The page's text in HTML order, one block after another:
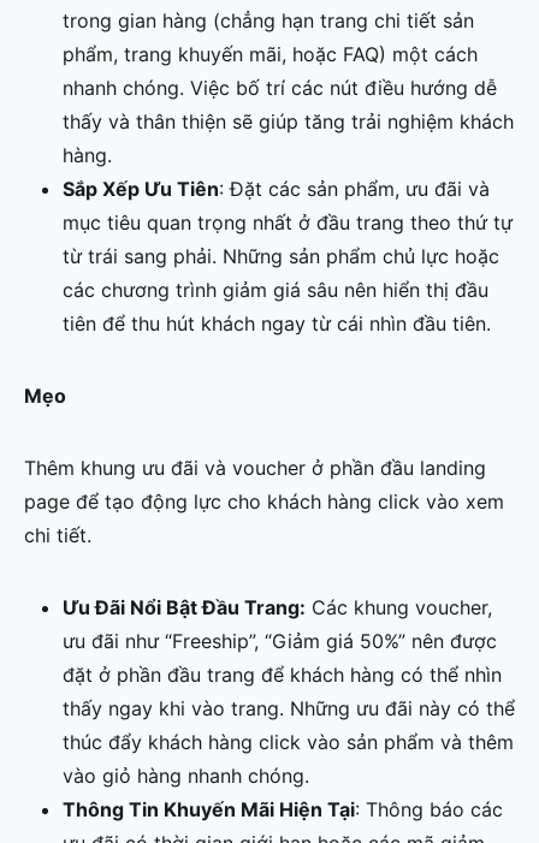
trong gian hàng (chẳng hạn trang chi tiết sản
phẩm, trang khuyến mãi, hoặc FAQ) một cách
nhanh chóng. Việc bố trí các nút điều hướng dễ
thấy và thân thiện sẽ giúp tăng trải nghiệm khách
hàng.
Sắp Xếp Ưu Tiên: Đặt các sản phẩm, ưu đãi và
mục tiêu quan trọng nhất ở đầu trang theo thứ tự
từ trái sang phải. Những sản phẩm chủ lực hoặc
các chương trình giảm giá sâu nên hiển thị đầu
tiên để thu hút khách ngay từ cái nhìn đầu tiên.
Mẹo
Thêm khung ưu đãi và voucher ở phần đầu landing
page để tạo động lực cho khách hàng click vào xem
chi tiết.
Ưu Đãi Nổi Bật Đầu Trang: Các khung voucher,
ưu đãi như “Freeship”, “Giảm giá 50%” nên được
đặt ở phần đầu trang để khách hàng có thể nhìn
thấy ngay khi vào trang. Những ưu đãi này có thể
thúc đẩy khách hàng click vào sản phẩm và thêm
vào giỏ hàng nhanh chóng.
Thông Tin Khuyến Mãi Hiện Tại: Thông báo các